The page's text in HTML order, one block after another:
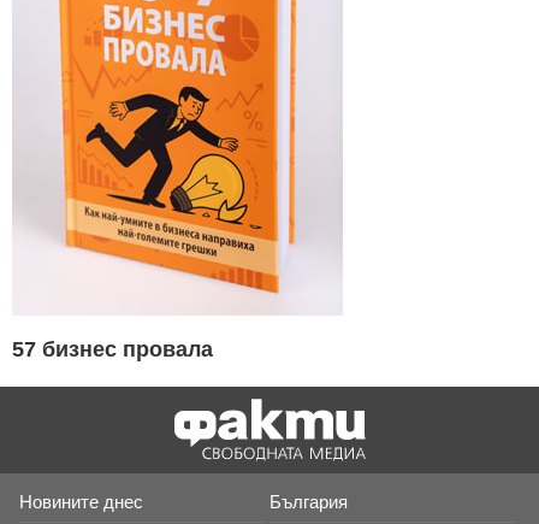
57 бизнес провала
Новините днес България